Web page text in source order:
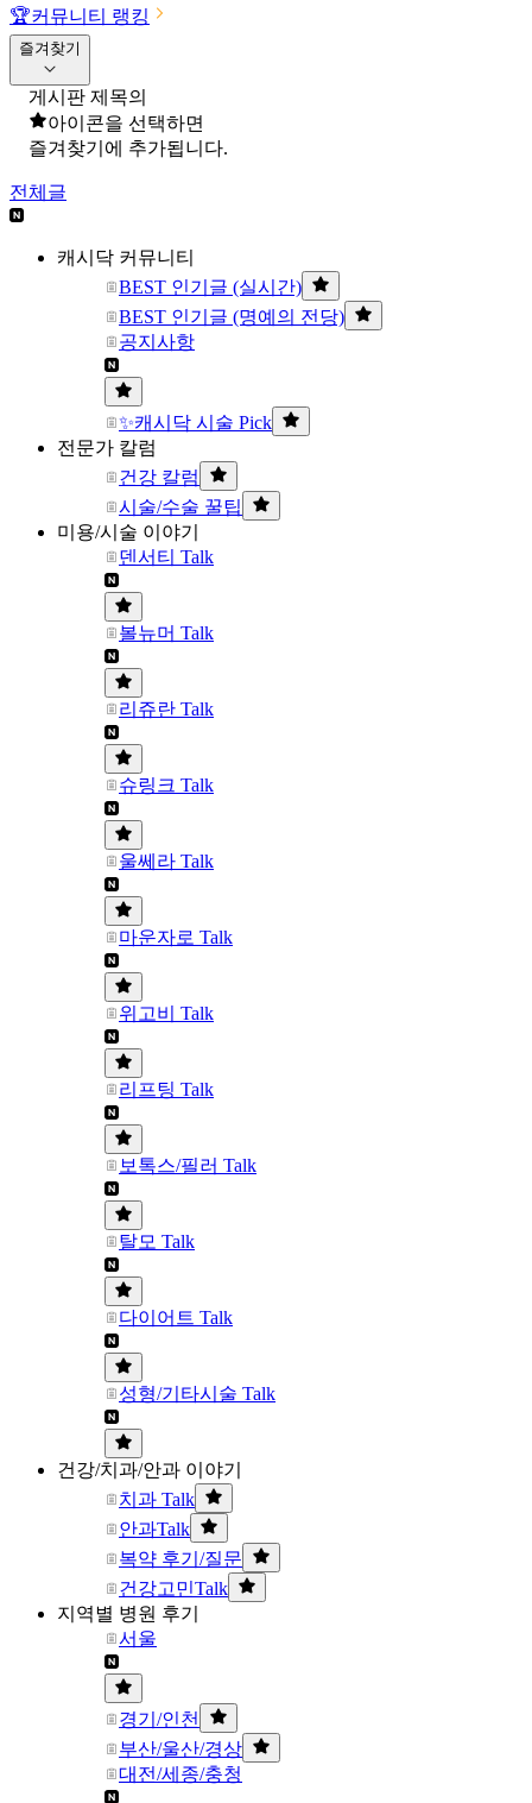
🏆커뮤니티 랭킹
즐겨찾기
게시판 제목의
아이콘을 선택하면
즐겨찾기에 추가됩니다.
전체글
캐시닥 커뮤니티
BEST 인기글 (실시간)
BEST 인기글 (명예의 전당)
공지사항
✨캐시닥 시술 Pick
전문가 칼럼
건강 칼럼
시술/수술 꿀팁
미용/시술 이야기
덴서티 Talk
볼뉴머 Talk
리쥬란 Talk
슈링크 Talk
울쎄라 Talk
마운자로 Talk
위고비 Talk
리프팅 Talk
보톡스/필러 Talk
탈모 Talk
다이어트 Talk
성형/기타시술 Talk
건강/치과/안과 이야기
치과 Talk
안과Talk
복약 후기/질문
건강고민Talk
지역별 병원 후기
서울
경기/인천
부산/울산/경상
대전/세종/충청